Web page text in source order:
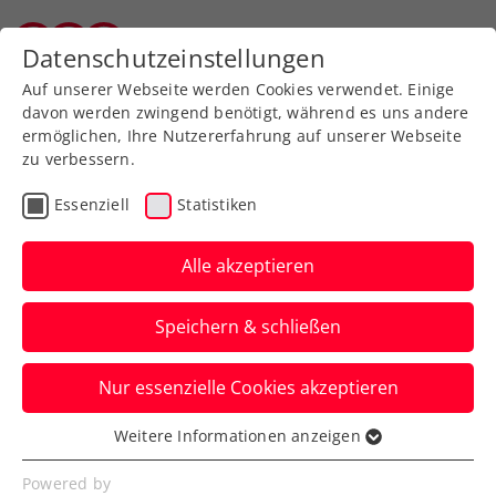
ATP
Erste Bank Open:
Qualifikation startet mit
Neumayer und
Schwärzler
Auch der Hauptbewerb des ATP-500-
Turniers in Wien wird an diesem Samstag
ausgelost.
Datenschutzeinstellungen
Auf unserer Webseite werden Cookies verwendet. Einige
davon werden zwingend benötigt, während es uns andere
ermöglichen, Ihre Nutzererfahrung auf unserer Webseite
zu verbessern.
Essenziell Statistiken
Alle akzeptieren
Speichern & schließen
Nur essenzielle Cookies akzeptieren
Essenziell
Essenzielle Cookies werden für grundlegende
Weitere Informationen anzeigen
Powered by